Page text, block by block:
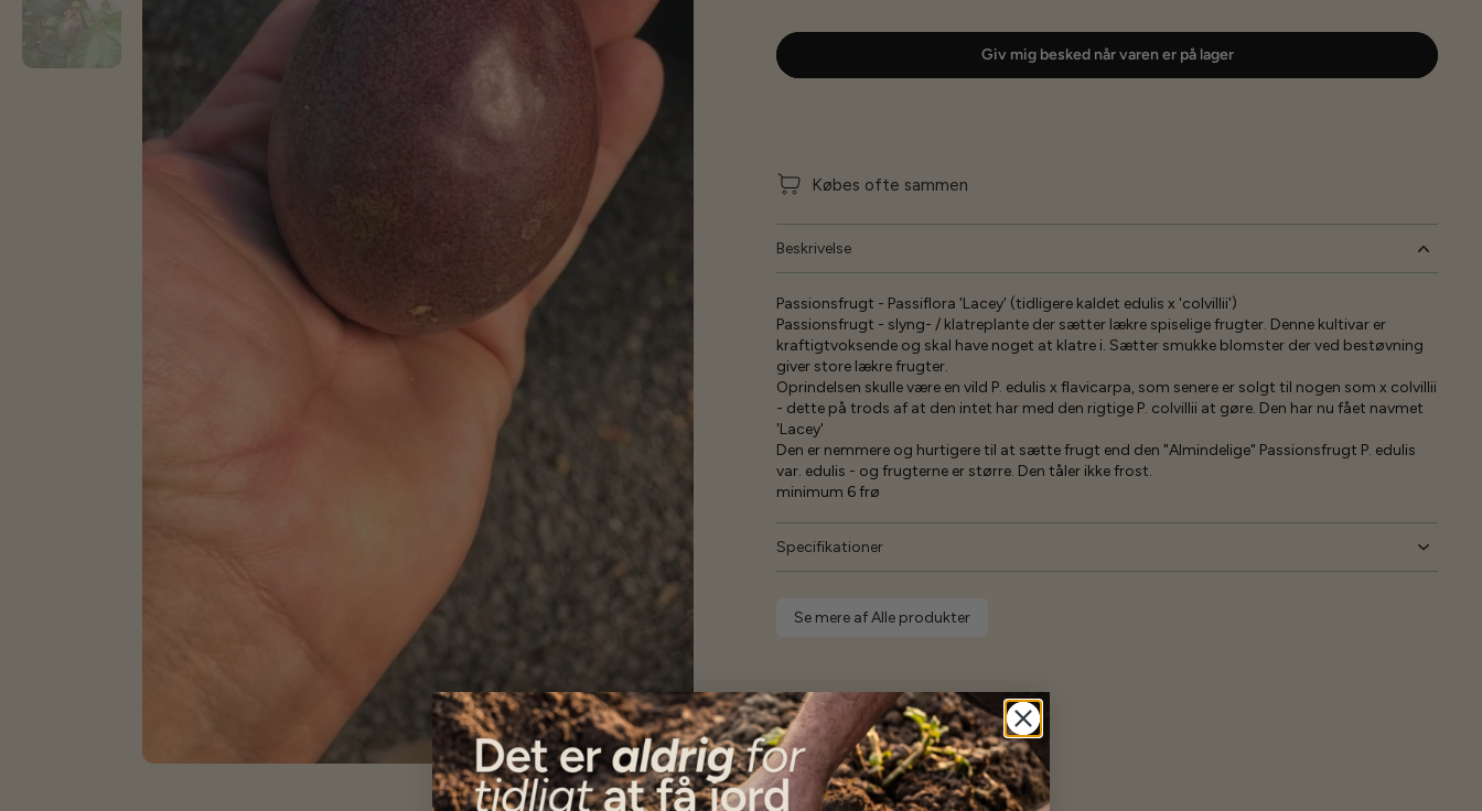
Giv mig besked når varen er på lager
Købes ofte sammen
Beskrivelse
Passionsfrugt - Passiflora 'Lacey' (tidligere kaldet edulis x 'colvillii')
Passionsfrugt - slyng- / klatreplante der sætter lækre spiselige frugter. Denne kultivar er
kraftigtvoksende og skal have noget at klatre i. Sætter smukke blomster der ved bestøvning
giver store lækre frugter.
Oprindelsen skulle være en vild P. edulis x flavicarpa, som senere er solgt til nogen som x colvillii
- dette på trods af at den intet har med den rigtige P. colvillii at gøre. Den har nu fået navmet
'Lacey'
Den er nemmere og hurtigere til at sætte frugt end den "Almindelige" Passionsfrugt P. edulis
var. edulis - og frugterne er større. Den tåler ikke frost.
minimum 6 frø
Specifikationer
Se mere af Alle produkter